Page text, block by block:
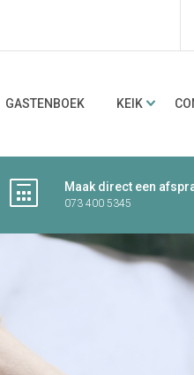
GASTENBOEK KEIK
Maak direct een
073 400 5345